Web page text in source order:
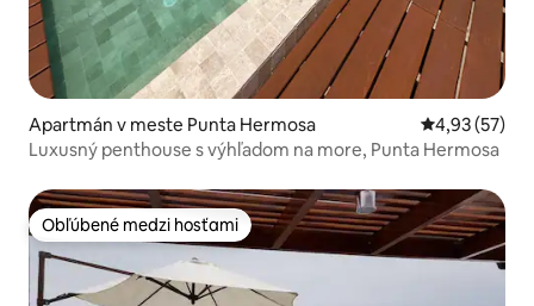
Apartmán v meste Punta Hermosa Priemerné
4,93 (57)
Luxusný penthouse s výhľadom na more, Punta Hermosa
Obľúbené medzi hosťami
Obľúbené medzi hosťami